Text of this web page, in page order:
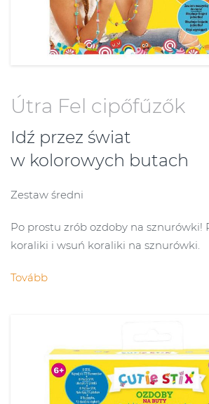
Útra Fel cipőfűzők
Idź przez świat
w kolorowych butach
Zestaw średni
Po prostu zrób ozdoby na sznurówki!
koraliki i wsuń koraliki na sznurówki.
Tovább